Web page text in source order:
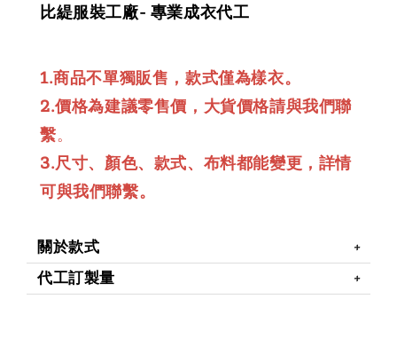
比緹服裝工廠- 專業成衣代工
1.商品不單獨販售，款式僅為樣衣。
2.價格為建議零售價，大貨價格請與我們聯
繫。
3.尺寸、顏色、款式、布料都能變更，詳情
可與我們聯繫。
關於款式
代工訂製量